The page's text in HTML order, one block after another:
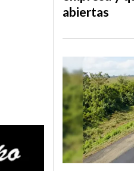
abiertas